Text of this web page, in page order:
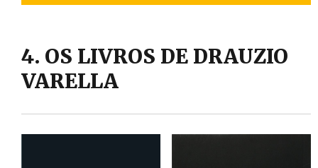
4. OS LIVROS DE DRAUZIO
VARELLA